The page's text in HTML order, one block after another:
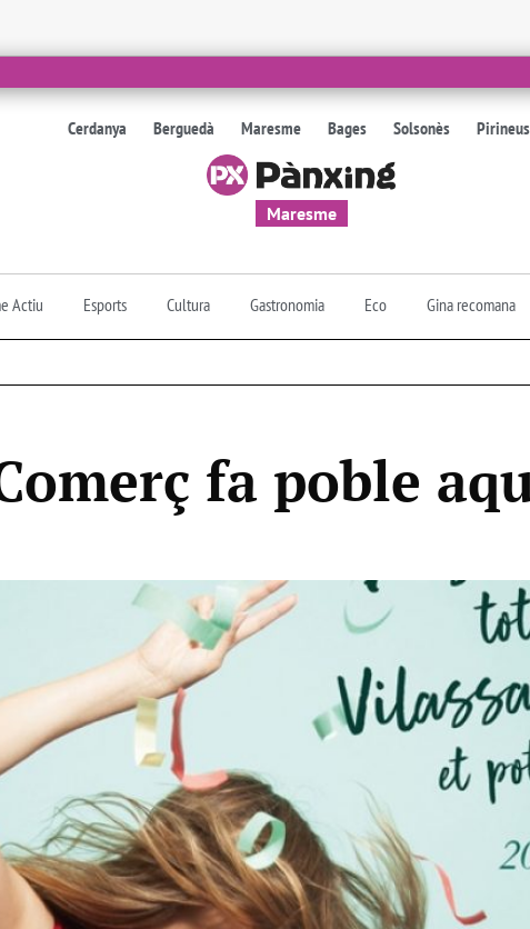
Cerdanya Berguedà Maresme Bages Solsonès Pirineus
Maresme
Actiu Esports Cultura Gastronomia Eco Gina recomana
fa poble